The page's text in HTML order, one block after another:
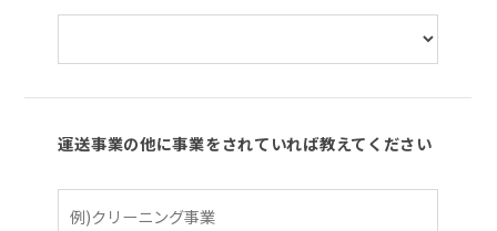
運送事業の他に事業をされていれば教えてください